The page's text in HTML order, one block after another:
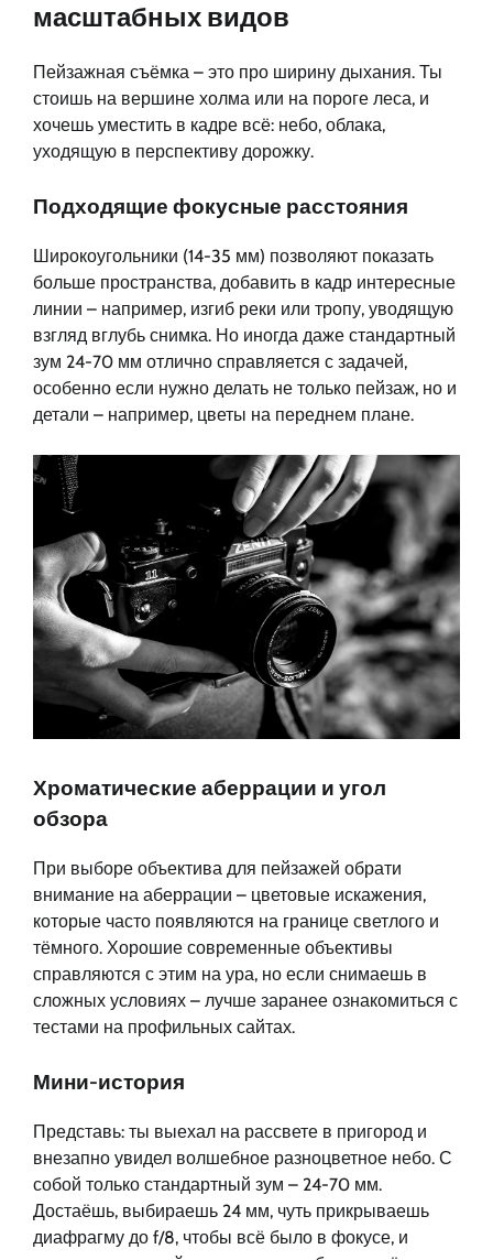
масштабных видов
Пейзажная съёмка – это про ширину дыхания. Ты
стоишь на вершине холма или на пороге леса, и
хочешь уместить в кадре всё: небо, облака,
уходящую в перспективу дорожку.
Подходящие фокусные расстояния
Широкоугольники (14-35 мм) позволяют показать
больше пространства, добавить в кадр интересные
линии – например, изгиб реки или тропу, уводящую
взгляд вглубь снимка. Но иногда даже стандартный
зум 24-70 мм отлично справляется с задачей,
особенно если нужно делать не только пейзаж, но и
детали – например, цветы на переднем плане.
Хроматические аберрации и угол
обзора
При выборе объектива для пейзажей обрати
внимание на аберрации – цветовые искажения,
которые часто появляются на границе светлого и
тёмного. Хорошие современные объективы
справляются с этим на ура, но если снимаешь в
сложных условиях – лучше заранее ознакомиться с
тестами на профильных сайтах.
Мини-история
Представь: ты выехал на рассвете в пригород и
внезапно увидел волшебное разноцветное небо. С
собой только стандартный зум – 24-70 мм.
Достаёшь, выбираешь 24 мм, чуть прикрываешь
диафрагму до f/8, чтобы всё было в фокусе, и